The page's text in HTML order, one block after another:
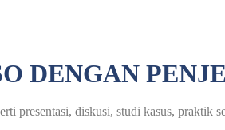
DENGAN
presentasi, diskusi, studi kasus, praktik